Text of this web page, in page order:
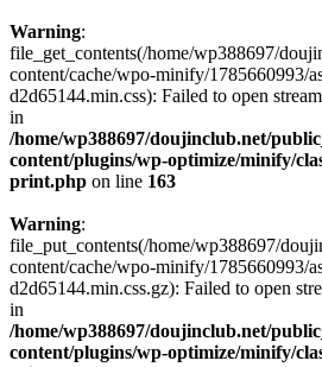
Warning:
file_get_contents(/home/wp388697/
content/cache/wpo-minify/1785660993/
d2d65144.min.css): Failed to open
in
/home/wp388697/doujinclub.net/
content/plugins/wp-optimize/minify/
print.php on line 163
Warning:
file_put_contents(/home/wp388697/
content/cache/wpo-minify/1785660993/
d2d65144.min.css.gz): Failed to open
in
/home/wp388697/doujinclub.net/
content/plugins/wp-optimize/minify/